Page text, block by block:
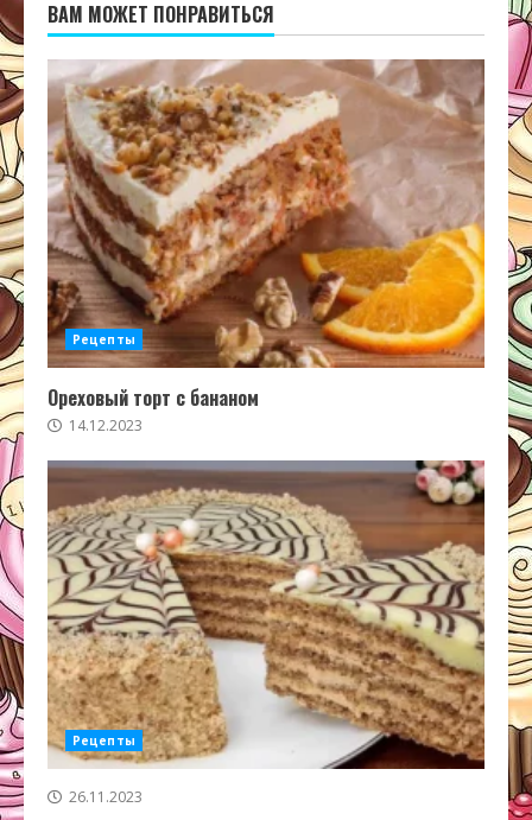
ВАМ МОЖЕТ ПОНРАВИТЬСЯ
Рецепты
Ореховый торт с бананом
14.12.2023
Рецепты
26.11.2023